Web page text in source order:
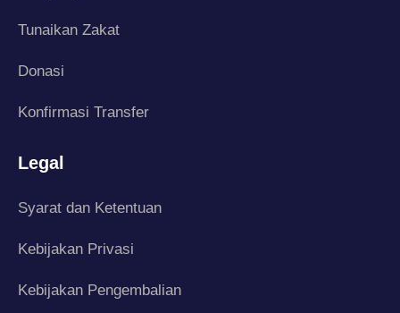
Tunaikan Zakat
Donasi
Konfirmasi Transfer
Legal
Syarat dan Ketentuan
Kebijakan Privasi
Kebijakan Pengembalian